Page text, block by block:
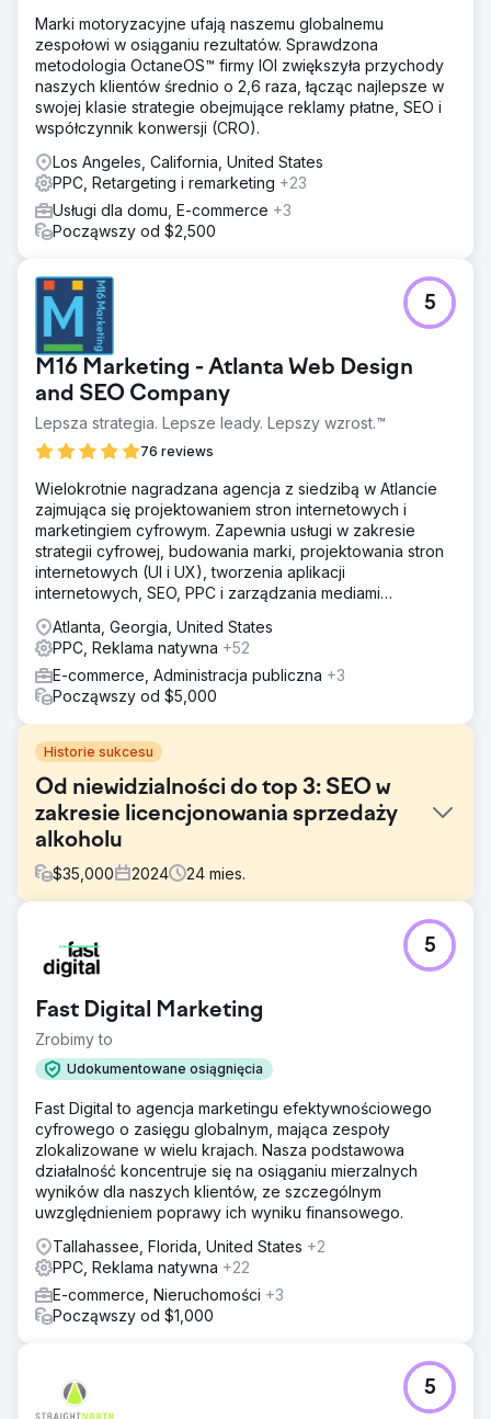
Marki motoryzacyjne ufają naszemu globalnemu
zespołowi w osiąganiu rezultatów. Sprawdzona
metodologia OctaneOS™ firmy IOI zwiększyła przychody
naszych klientów średnio o 2,6 raza, łącząc najlepsze w
swojej klasie strategie obejmujące reklamy płatne, SEO i
współczynnik konwersji (CRO).
Los Angeles, California, United States
PPC, Retargeting i remarketing +23
Usługi dla domu, E-commerce +3
Począwszy od $2,500
M16 Marketing - Atlanta Web Design
and SEO Company
Lepsza strategia. Lepsze leady. Lepszy wzrost.™
76 reviews
5
Wielokrotnie nagradzana agencja z siedzibą w Atlancie
zajmująca się projektowaniem stron internetowych i
marketingiem cyfrowym. Zapewnia usługi w zakresie
strategii cyfrowej, budowania marki, projektowania stron
internetowych (UI i UX), tworzenia aplikacji
internetowych, SEO, PPC i zarządzania mediami
Atlanta, Georgia, United States
PPC, Reklama natywna +52
E-commerce, Administracja publiczna +3
Począwszy od $5,000
Historie sukcesu
Od niewidzialności do top 3: SEO w
zakresie licencjonowania sprzedaży
alkoholu
$35,000 2024 24 mies.
Ten klient miał stronę internetową, ale nie przynosiła ona
zysków. Nie miał żadnego lokalnego zasięgu i nie był
Potrzebował partnera, który przejmie cały ekosystem
cyfrowy – od projektowania po zarządzanie leadami –
aby móc konkurować z uznanymi agencjami. Wyzwaniem
było wejście do „Top 3” Map Pack w konkurencyjnym
skalę ogólnokrajową.
Rozwiązanie
Nasza strategia opierała się na najlepszych praktykach
lokalnego SEO. Przebudowaliśmy witrynę, stosując
rygorystyczną optymalizację on-page (schemat,
geotargetowanie) i wdrażając techniki off-page, aby
weryfikować sygnały lokalne i budować zaufanie. Aby
zmaksymalizować natychmiastowy efekt, wdrożyliśmy
Google Ads i automatyzację pozyskiwania leadów. Ta
równowaga między głębokim znaczeniem on-page a
pozycje w Map Pack.
Wyniki
Fast Digital Marketing
Zrobimy to
Udokumentowane osiągnięcia
5
Fast Digital to agencja marketingu efektywnościowego
cyfrowego o zasięgu globalnym, mająca zespoły
zlokalizowane w wielu krajach. Nasza podstawowa
działalność koncentruje się na osiąganiu mierzalnych
wyników dla naszych klientów, ze szczególnym
uwzględnieniem poprawy ich wyniku finansowego.
Tallahassee, Florida, United States +2
PPC, Reklama natywna +22
E-commerce, Nieruchomości +3
Począwszy od $1,000
5